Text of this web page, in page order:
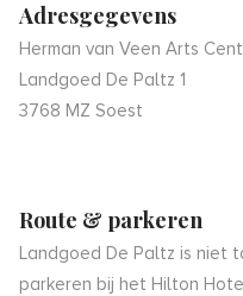
Adresgegevens
Herman van Veen Arts
Landgoed De Paltz 1
3768 MZ Soest
Route & parkeren
Landgoed De Paltz is niet
parkeren bij het Hilton